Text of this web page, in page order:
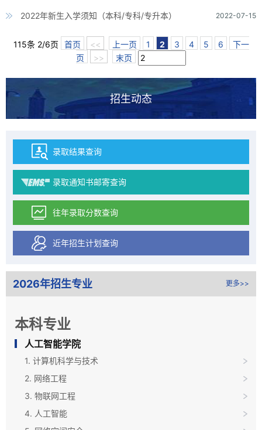
2022年新生入学须知（本科/专科/专升本） 2022-07-15
115条 2/6页 首页 << 上一页 1 2 3 4 5 6
下一
页
>> 末页
招生动态
录取结果查询
录取通知书邮寄查询
往年录取分数查询
近年招生计划查询
2026年招生专业 更多>>
本科专业
人工智能学院
1. 计算机科学与技术
2. 网络工程
3. 物联网工程
4. 人工智能